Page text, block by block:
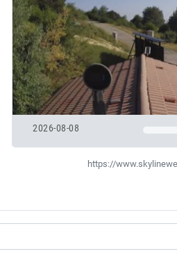
2026-08-08
https://